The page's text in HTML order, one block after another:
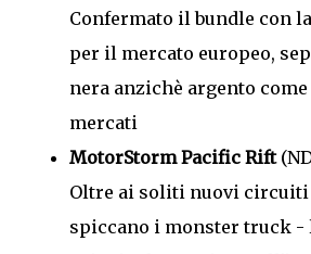
Confermato il bundle con
per il mercato europeo,
nera anzichè argento
mercati
MotorStorm Pacific Rift
Oltre ai soliti nuovi circuiti
spiccano i monster truck -